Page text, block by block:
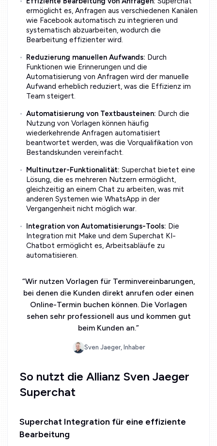
ermöglicht es, Anfragen aus verschiedenen Kanälen
wie Facebook automatisch zu integrieren und
systematisch abzuarbeiten, wodurch die
Bearbeitung effizienter wird.
Reduzierung manuellen Aufwands: Durch
Funktionen wie Erinnerungen und die
Automatisierung von Anfragen wird der manuelle
Aufwand erheblich reduziert, was die Effizienz im
Team steigert.
Automatisierung von Textbausteinen: Durch die
Nutzung von Vorlagen können häufig
wiederkehrende Anfragen automatisiert
beantwortet werden, was die Vorqualifikation von
Bestandskunden vereinfacht.
Multinutzer-Funktionalität: Superchat bietet eine
Lösung, die es mehreren Nutzern ermöglicht,
gleichzeitig an einem Chat zu arbeiten, was mit
anderen Systemen wie WhatsApp in der
Vergangenheit nicht möglich war.
Integration von Automatisierungs-Tools: Die
Integration mit Make und dem Superchat KI-
Chatbot ermöglicht es, Arbeitsabläufe zu
automatisieren.
“Wir nutzen Vorlagen für Terminvereinbarungen,
bei denen die Kunden direkt anrufen oder einen
Online-Termin buchen können. Die Vorlagen
sehen sehr professionell aus und kommen gut
beim Kunden an.”
Sven Jaeger, Inhaber
So nutzt die Allianz Sven Jaeger
Superchat
Superchat Integration für eine effiziente
Bearbeitung